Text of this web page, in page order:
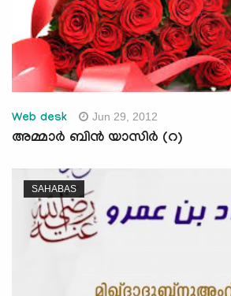
Web desk Jun 29, 2012
അമ്മാര്‍ ബിന്‍ യാസിര്‍ (റ)
SAHABAS